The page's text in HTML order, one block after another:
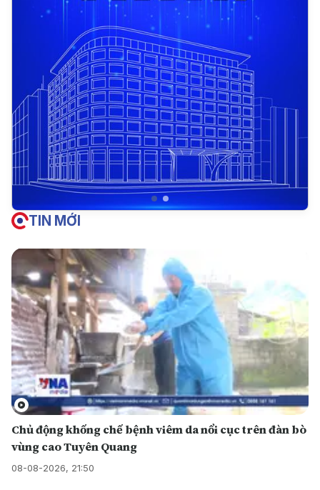
TIN MỚI
Chủ động khống chế bệnh viêm da nổi cục trên đàn bò
vùng cao Tuyên Quang
08-08-2026, 21:50